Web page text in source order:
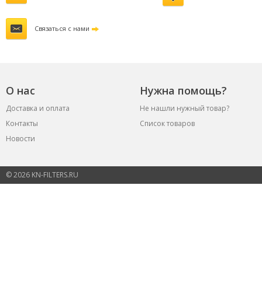
Связаться с нами
О нас Нужна помощь?
Доставка и оплата
Не нашли нужный товар?
Контакты
Список товаров
Новости
© 2026 KN-FILTERS.RU